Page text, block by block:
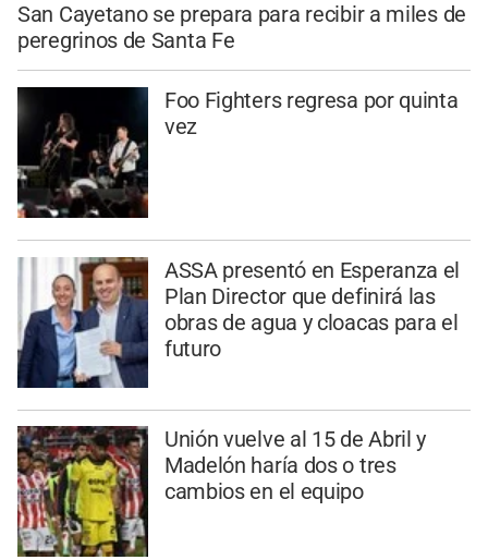
San Cayetano se prepara para recibir a miles de
peregrinos de Santa Fe
Foo Fighters regresa por quinta
vez
ASSA presentó en Esperanza el
Plan Director que definirá las
obras de agua y cloacas para el
futuro
Unión vuelve al 15 de Abril y
Madelón haría dos o tres
cambios en el equipo